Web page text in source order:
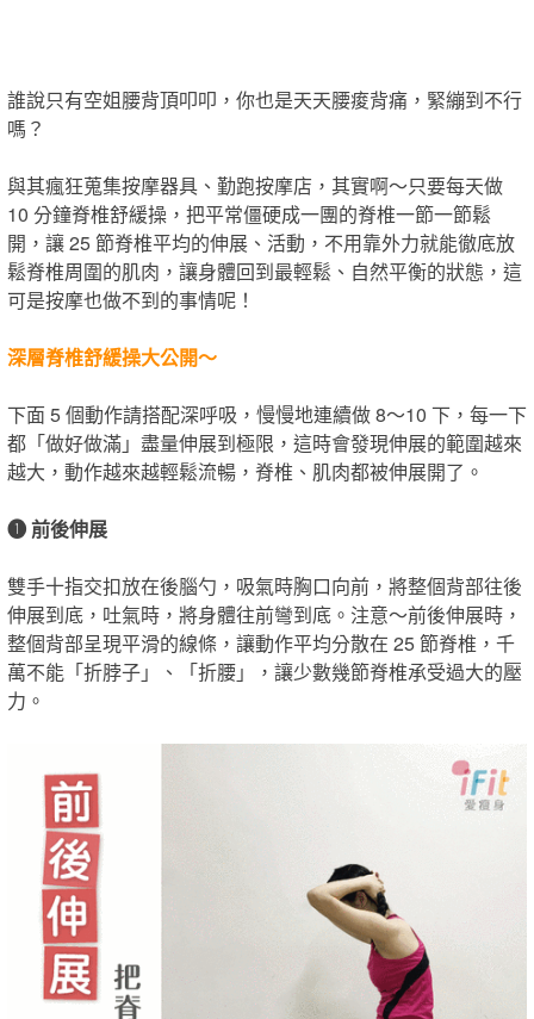
誰說只有空姐腰背頂叩叩，你也是天天腰痠背痛，緊繃到不行
嗎？
與其瘋狂蒐集按摩器具、勤跑按摩店，其實啊～只要每天做
10 分鐘脊椎舒緩操，把平常僵硬成一團的脊椎一節一節鬆
開，讓 25 節脊椎平均的伸展、活動，不用靠外力就能徹底放
鬆脊椎周圍的肌肉，讓身體回到最輕鬆、自然平衡的狀態，這
可是按摩也做不到的事情呢！
深層脊椎舒緩操大公開～
下面 5 個動作請搭配深呼吸，慢慢地連續做 8～10 下，每一下
都「做好做滿」盡量伸展到極限，這時會發現伸展的範圍越來
越大，動作越來越輕鬆流暢，脊椎、肌肉都被伸展開了 。
❶ 前後伸展
雙手十指交扣放在後腦勺，吸氣時胸口向前，將整個背部往後
伸展到底，吐氣時，將身體往前彎到底。注意～前後伸展時，
整個背部呈現平滑的線條，讓動作平均分散在 25 節脊椎，千
萬不能「折脖子」、「折腰」，讓少數幾節脊椎承受過大的壓
力。